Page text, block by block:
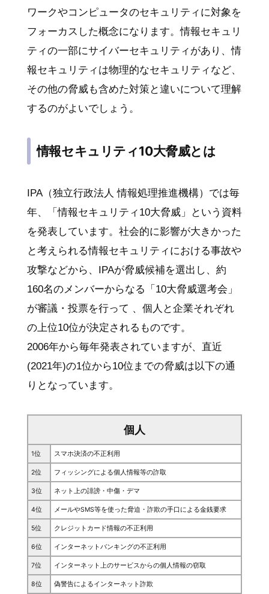
ワークやコンピュータのセキュリティに対象を
フォーカスした概念になります。情報セキュリ
ティの一部にサイバーセキュリティがあり、情
報セキュリティは物理的なセキュリティなど、
その他の脅威も含めた対策と違いについて理解
するのがよいでしょう。
情報セキュリティ10大脅威とは
IPA（独立行政法人 情報処理推進機構）では毎
年、「情報セキュリティ10大脅威」という資料
を発表しています。社会的に影響が大きかった
と考えられる情報セキュリティにおける事故や
攻撃などから、IPAが脅威候補を選出し、約
160名のメンバーからなる「10大脅威選考会」
が審議・投票を行って 、個人と企業それぞれ
の上位10位が決定されるものです。
2006年から毎年発表されていますが、直近
(2021年)の1位から10位までの脅威は以下の通
りとなっています。
個人
1位 スマホ決済の不正利用
2位 フィッシングによる個人情報等の詐取
3位 ネット上の誹謗・中傷・デマ
4位 メールやSMS等を使った脅迫・詐欺の手口による金銭要求
5位 クレジットカード情報の不正利用
6位 インターネットバンキングの不正利用
7位 インターネット上のサービスからの個人情報の窃取
8位 偽警告によるインターネット詐欺